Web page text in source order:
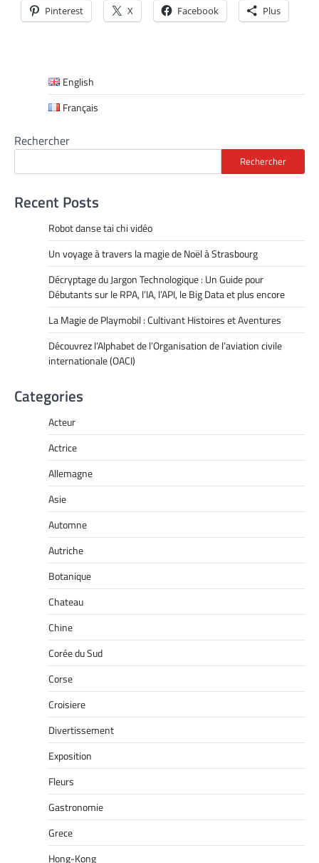
Pinterest X Facebook Plus
English
Français
Rechercher
Rechercher
Recent Posts
Robot danse tai chi vidéo
Un voyage à travers la magie de Noël à Strasbourg
Décryptage du Jargon Technologique : Un Guide pour
Débutants sur le RPA, l’IA, l’API, le Big Data et plus encore
La Magie de Playmobil : Cultivant Histoires et Aventures
Découvrez l’Alphabet de l’Organisation de l’aviation civile
internationale (OACI)
Categories
Acteur
Actrice
Allemagne
Asie
Automne
Autriche
Botanique
Chateau
Chine
Corée du Sud
Corse
Croisiere
Divertissement
Exposition
Fleurs
Gastronomie
Grece
Hong-Kong